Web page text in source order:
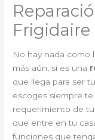
No hay nada como
más aún, si es una
que llega para ser
escoges siempre te
requerimiento de
que entre en tu
funciones que